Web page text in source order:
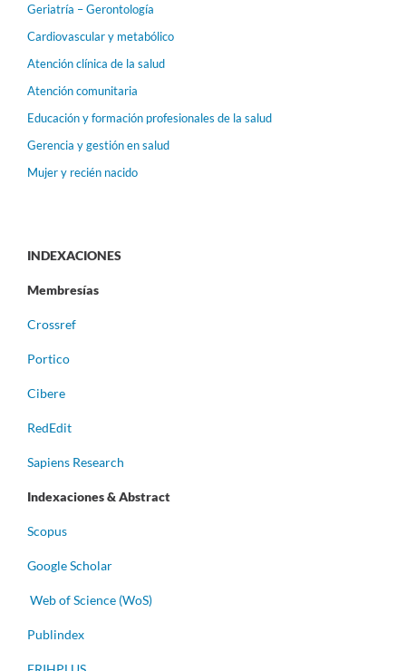
Geriatría – Gerontología
Cardiovascular y metabólico
Atención clínica de la salud
Atención comunitaria
Educación y formación profesionales de la salud
Gerencia y gestión en salud
Mujer y recién nacido
INDEXACIONES
Membresías
Crossref
Portico
Cibere
RedEdit
Sapiens Research
Indexaciones & Abstract
Scopus
Google Scholar
Web of Science (WoS)
Publindex